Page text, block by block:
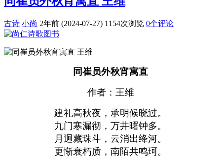
古诗 小尚 2年前 (2024-07-27) 1154次浏览 0个评论
同崔员外秋宵寓直
作者：王维
建礼高秋夜，承明候晓过。
九门寒漏彻，万井曙钟多。
月迥藏珠斗，云消出绛河。
更惭衰朽质，南陌共鸣珂。